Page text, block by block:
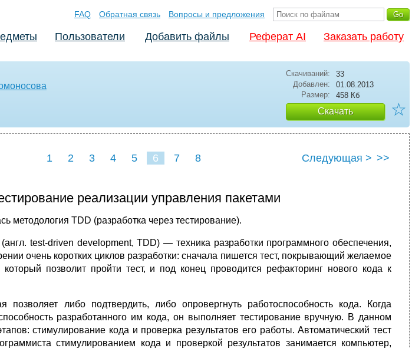
FAQ Обратная связь Вопросы и предложения
Пользователи Добавить файлы Реферат AI Заказать работу
Скачиваний:
33
Добавлен:
01.08.2013
Размер:
458 Кб
Скачать ☆
1 2 3 4 5 6 7 8 Следующая > >>
реализации управления пакетами
методология TDD (разработка через тестирование).
(англ. test-driven development, TDD) — техника разработки программного обеспечения,
очень коротких циклов разработки: сначала пишется тест, покрывающий желаемое
позволит пройти тест, и под конец проводится рефакторинг нового кода к
либо подтвердить, либо опровергнуть работоспособность кода. Когда
разработанного им кода, он выполняет тестирование вручную. В данном
стимулирование кода и проверка результатов его работы. Автоматический тест
стимулированием кода и проверкой результатов занимается компьютер,